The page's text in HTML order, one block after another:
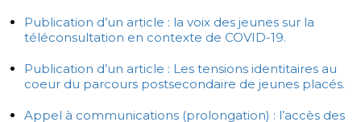
Publication d’un article : la voix des jeunes sur la
téléconsultation en contexte de COVID-19.
Publication d’un article : Les tensions identitaires au
coeur du parcours postsecondaire de jeunes placés.
Appel à communications (prolongation) : l’accès des